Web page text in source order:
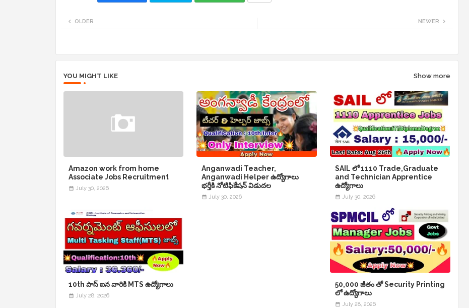
NEWER
OLDER
YOU MIGHT LIKE Show more
Amazon work from home
Associate Jobs Recruitment
July 30, 2026
Anganwadi Teacher,
Anganwadi Helper ఉద్యోగాలు
భర్తీకి నోటిఫికేషన్ విడుదల
July 30, 2026
SAIL లో 1110 Trade,Graduate
and Technician Apprentice
ఉద్యోగాలు
July 30, 2026
10th పాస్ ఐన వారికి MTS ఉద్యోగాలు
July 28, 2026
50,000 జీతం తో Security Printing
లో ఉద్యోగాలు
July 28, 2026